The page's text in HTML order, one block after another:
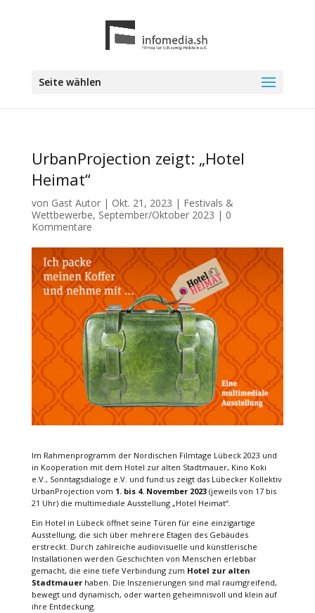
Seite wählen
UrbanProjection zeigt: „Hotel
Heimat“
von Gast Autor| Okt. 21, 2023 | Festivals &
Wettbewerbe, September/Oktober 2023 | 0
Kommentare
Im Rahmenprogramm der Nordischen Filmtage Lübeck 2023 und
in Kooperation mit dem Hotel zur alten Stadtmauer, Kino Koki
e.V., Sonntagsdialoge e.V. und fund:us zeigt das Lübecker Kollektiv
UrbanProjection vom 1. bis 4. November 2023(jeweils von 17 bis
21 Uhr) die multimediale Ausstellung „Hotel Heimat“.
Ein Hotel in Lübeck öffnet seine Türen für eine einzigartige
Ausstellung, die sich über mehrere Etagen des Gebäudes
erstreckt. Durch zahlreiche audiovisuelle und künstlerische
Installationen werden Geschichten von Menschen erlebbar
gemacht, die eine tiefe Verbindung zum Hotel zur alten
Stadtmauerhaben. Die Inszenierungen sind mal raumgreifend,
bewegt und dynamisch, oder warten geheimnisvoll und klein auf
ihre Entdeckung.